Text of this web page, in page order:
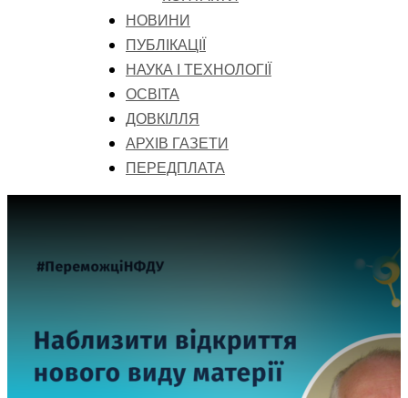
НОВИНИ
ПУБЛІКАЦІЇ
НАУКА І ТЕХНОЛОГІЇ
ОСВІТА
ДОВКІЛЛЯ
АРХІВ ГАЗЕТИ
ПЕРЕДПЛАТА